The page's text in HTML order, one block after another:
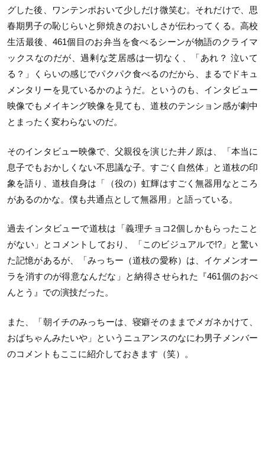
グした後、ワンテンポおいて少しだけ微笑む。それだけで、思
春期男子の恥じらいと卵焼きのおいしさが伝わってくる。高校
生活最後、461個目のお弁当を食べるシーンが物語のクライマ
ックスなのだが、過剰な芝居感は一切なく、「あれ？ 泣いて
る？」くらいの感じでパクパク食べるのだから、まるでドキュ
メンタリーを見ているかのようだ。というのも、インタビュー
映像でもメイキング映像を見ても、道枝のテンション感が劇中
とまったく変わらないのだ。
そのインタビュー映像で、父親役を演じた井ノ原は、「本当に
息子でもおかしくない不思議な子。すごく自然体」と道枝の印
象を語り、道枝自身は「（役の）虹輝はすごく無器用なところ
があるのかな。僕も共通点として無器用」と語っている。
過去インタビューで道枝は「義理チョコ2個しかもらったこと
がない」とコメントしており、「このビジュアルで!?」と驚い
た記憶があるが、「みっちー（道枝の愛称）は、イケメンオー
ラを消すのが得意なんだな」と納得させられた『461個のおべ
んとう』での演技だった。
また、「朝イチのみっちーは、寝癖そのままでメガネかけて、
おばちゃんみたいや」というニュアンスのなにわ男子メンバー
のコメントもここに紹介しておきます（笑）。